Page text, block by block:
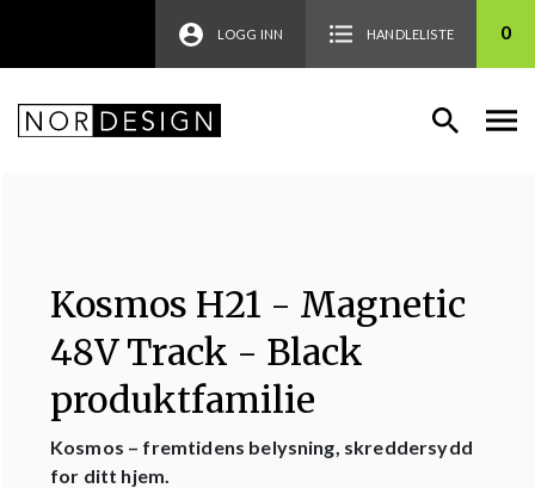
LOGG INN HANDLELISTE 0
Kosmos H21 - Magnetic
48V Track - Black
produktfamilie
Kosmos – fremtidens belysning, skreddersydd
for ditt hjem.